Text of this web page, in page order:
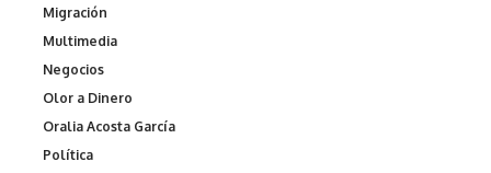
Migración
Multimedia
Negocios
Olor a Dinero
Oralia Acosta García
Política